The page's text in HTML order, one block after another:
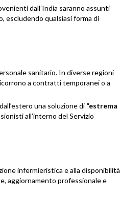
dall’India saranno assunti
escludendo qualsiasi forma di
sanitario. In diverse regioni
a contratti temporanei o a
una soluzione di “estrema
all’interno del Servizio
infermieristica e alla disponibilità
aggiornamento professionale e